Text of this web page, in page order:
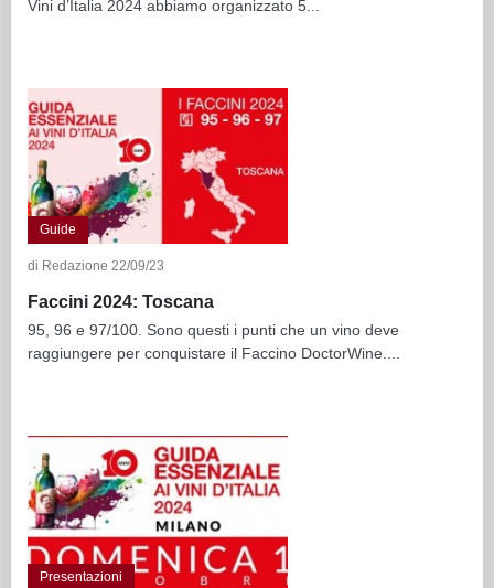
Vini d’Italia 2024 abbiamo organizzato 5...
Guide
di Redazione 22/09/23
Faccini 2024: Toscana
95, 96 e 97/100. Sono questi i punti che un vino deve
raggiungere per conquistare il Faccino DoctorWine....
Presentazioni